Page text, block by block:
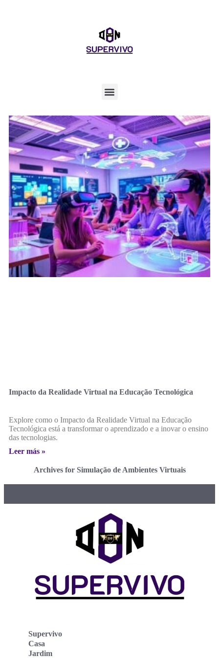
Impacto da Realidade Virtual na Educação Tecnológica
Explore como o Impacto da Realidade Virtual na Educação
Tecnológica está a transformar o aprendizado e a inovar o ensino
das tecnologias.
Leer más »
Archives for Simulação de Ambientes Virtuais
Supervivo
Casa
Jardim